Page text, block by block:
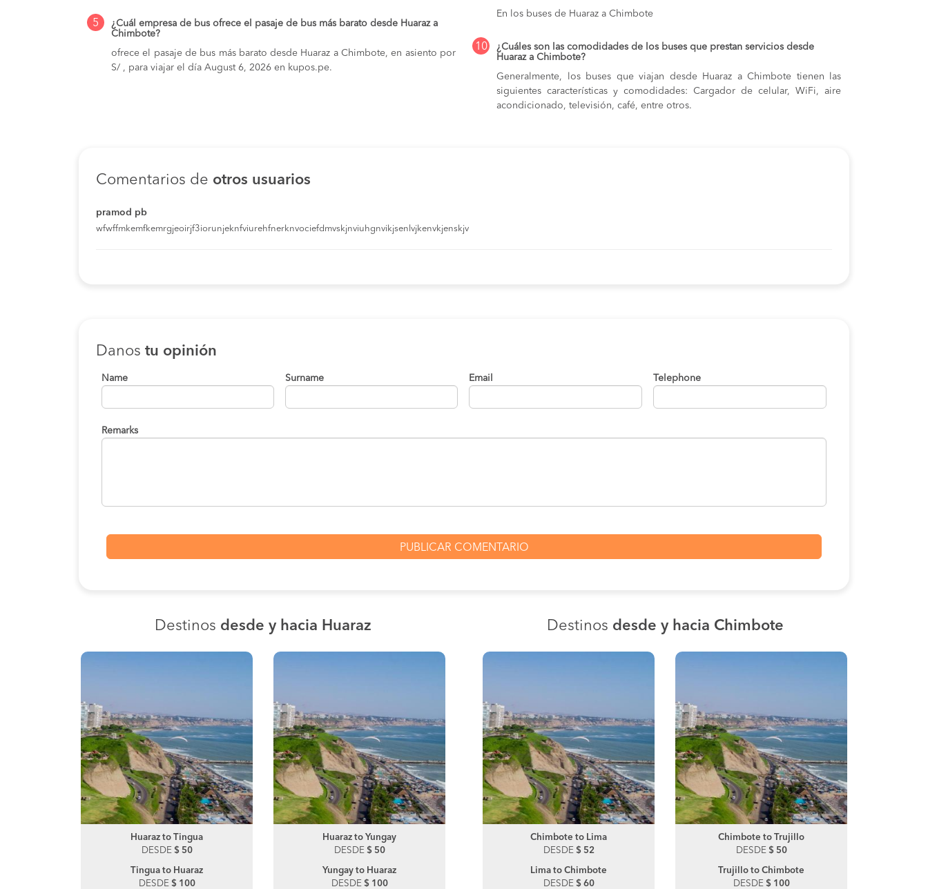
5
¿Cuál empresa de bus ofrece el pasaje de bus más barato desde Huaraz a
Chimbote?
ofrece el pasaje de bus más barato desde Huaraz a Chimbote, en asiento por
S/ , para viajar el día August 6, 2026 en kupos.pe.
En los buses de Huaraz a Chimbote
10
¿Cuáles son las comodidades de los buses que prestan servicios desde
Huaraz a Chimbote?
Generalmente, los buses que viajan desde Huaraz a Chimbote tienen las
siguientes características y comodidades: Cargador de celular, WiFi, aire
acondicionado, televisión, café, entre otros.
Comentarios de otros usuarios
pramod pb
wfwffmkemfkemrgjeoirjf3iorunjeknfviurehfnerknvociefdmvskjnviuhgnvikjsenlvjkenvkjenskjv
Danos tu opinión
Name Surname Email Telephone
Remarks
Destinos desde y hacia Huaraz
Huaraz to Tingua
DESDE $ 50
Tingua to Huaraz
DESDE $ 100
Huaraz to Yungay
DESDE $ 50
Yungay to Huaraz
DESDE $ 100
Huaraz to Marcara
DESDE$ 50
Marcara to Huaraz
DESDE$ 100
Huaraz to Tingua
DESDE$ 50
Tingua to Huaraz
DESDE$ 100
Destinos desde y hacia Chimbote
Chimbote to Trujillo
DESDE$ 50
Trujillo to Chimbote
DESDE$ 100
Chimbote to Chiclayo
DESDE
Chiclayo to Chimbote
DESDE$ 90
Chimbote to Lima
DESDE $ 52
Lima to Chimbote
DESDE $ 60
Chimbote to Trujillo
DESDE $ 50
Trujillo to Chimbote
DESDE $ 100